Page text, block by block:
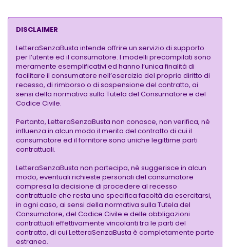
DISCLAIMER
LetteraSenzaBusta intende offrire un servizio di supporto
per l’utente ed il consumatore. I modelli precompilati sono
meramente esemplificativi ed hanno l’unica finalità di
facilitare il consumatore nell’esercizio del proprio diritto di
recesso, di rimborso o di sospensione del contratto, ai
sensi della normativa sulla Tutela del Consumatore e del
Codice Civile.
Pertanto, LetteraSenzaBusta non conosce, non verifica, nè
influenza in alcun modo il merito del contratto di cui il
consumatore ed il fornitore sono uniche legittime parti
contrattuali.
LetteraSenzaBusta non partecipa, nè suggerisce in alcun
modo, eventuali richieste personali del consumatore
compresa la decisione di procedere al recesso
contrattuale che resta una specifica facoltà da esercitarsi,
in ogni caso, ai sensi della normativa sulla Tutela del
Consumatore, del Codice Civile e delle obbligazioni
contrattuali effettivamente vincolanti tra le parti del
contratto, di cui LetteraSenzaBusta è completamente parte
estranea.